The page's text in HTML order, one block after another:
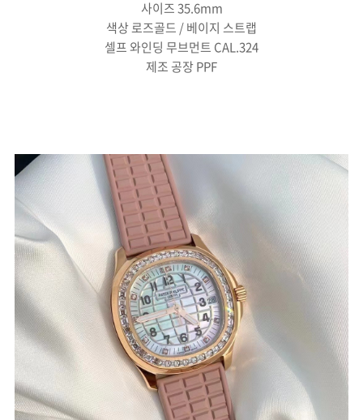
사이즈 35.6mm
색상 로즈골드 / 베이지 스트랩
셀프 와인딩 무브먼트 CAL.324
제조 공장 PPF